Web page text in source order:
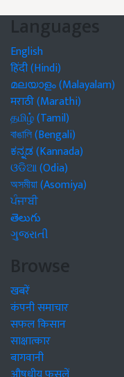
Languages
English
हिंदी (Hindi)
മലയാളം (Malayalam)
मराठी (Marathi)
தமிழ் (Tamil)
বাঙালি (Bengali)
ಕನ್ನಡ (Kannada)
ଓଡିଆ (Odia)
অসমীয়া (Asomiya)
ਪੰਜਾਬੀ
తెలుగు
ગુજરાતી
Browse
खबरें
कंपनी समाचार
सफल किसान
साक्षात्कार
बागवानी